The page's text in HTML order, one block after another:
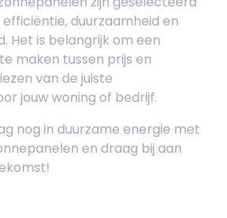
duurzaamheid en
Het is belangrijk om een
maken tussen prijs en
van de juiste
jouw woning of bedrijf.
nog in duurzame energie met
en draag bij aan